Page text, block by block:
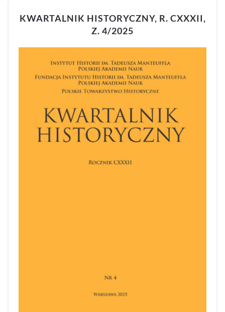
KWARTALNIK HISTORYCZNY, R. CXXXII,
Z. 4/2025